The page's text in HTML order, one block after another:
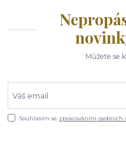
Můžete se
Souhlasím se zpracováním osobních